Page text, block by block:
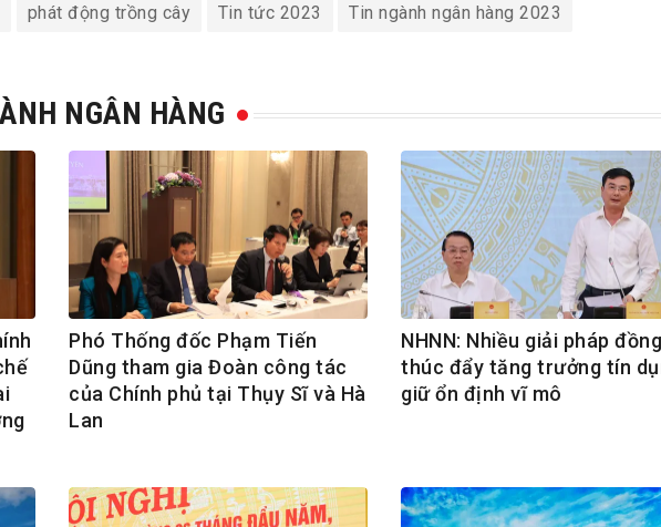
phát động trồng cây Tin tức 2023 Tin ngành ngân hàng 2023
NGÂN HÀNG
Phó Thống đốc Phạm Tiến
Dũng tham gia Đoàn công tác
của Chính phủ tại Thụy Sĩ và Hà
Lan
NHNN: Nhiều giải pháp
thúc đẩy tăng trưởng tín
giữ ổn định vĩ mô